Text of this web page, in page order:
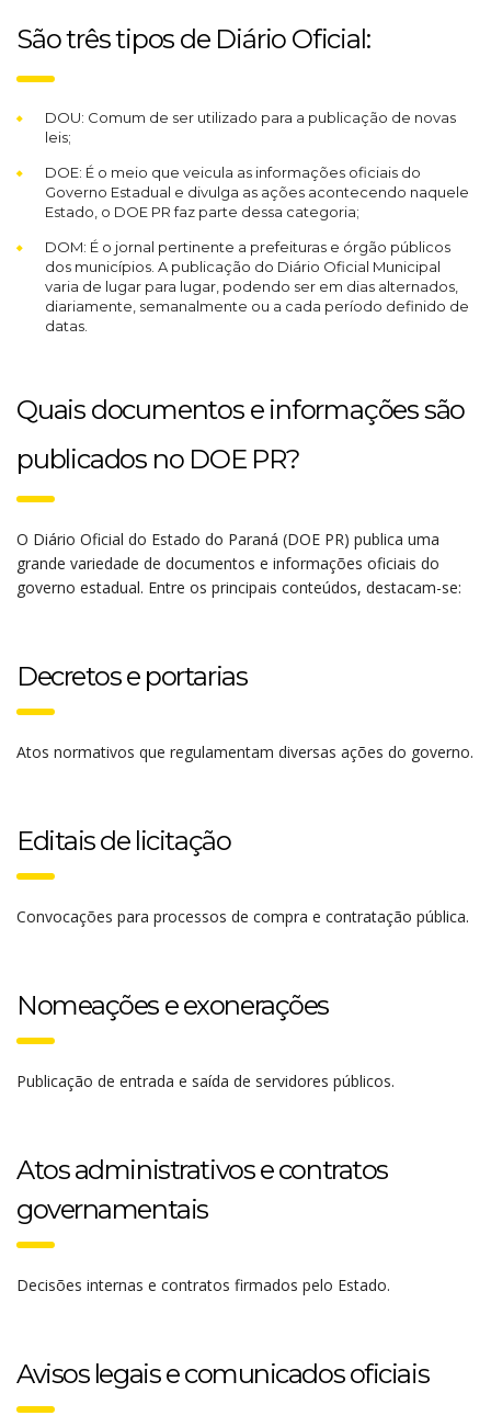
São três tipos de Diário Oficial:
DOU: Comum de ser utilizado para a publicação de novas
leis;
DOE: É o meio que veicula as informações oficiais do
Governo Estadual e divulga as ações acontecendo naquele
Estado, o DOE PR faz parte dessa categoria;
DOM: É o jornal pertinente a prefeituras e órgão públicos
dos municípios. A publicação do Diário Oficial Municipal
varia de lugar para lugar, podendo ser em dias alternados,
diariamente, semanalmente ou a cada período definido de
datas.
Quais documentos e informações são
publicados no DOE PR?
O Diário Oficial do Estado do Paraná (DOE PR) publica uma
grande variedade de documentos e informações oficiais do
governo estadual. Entre os principais conteúdos, destacam-se:
Decretos e portarias
Atos normativos que regulamentam diversas ações do governo.
Editais de licitação
Convocações para processos de compra e contratação pública.
Nomeações e exonerações
Publicação de entrada e saída de servidores públicos.
Atos administrativos e contratos
governamentais
Decisões internas e contratos firmados pelo Estado.
Avisos legais e comunicados oficiais